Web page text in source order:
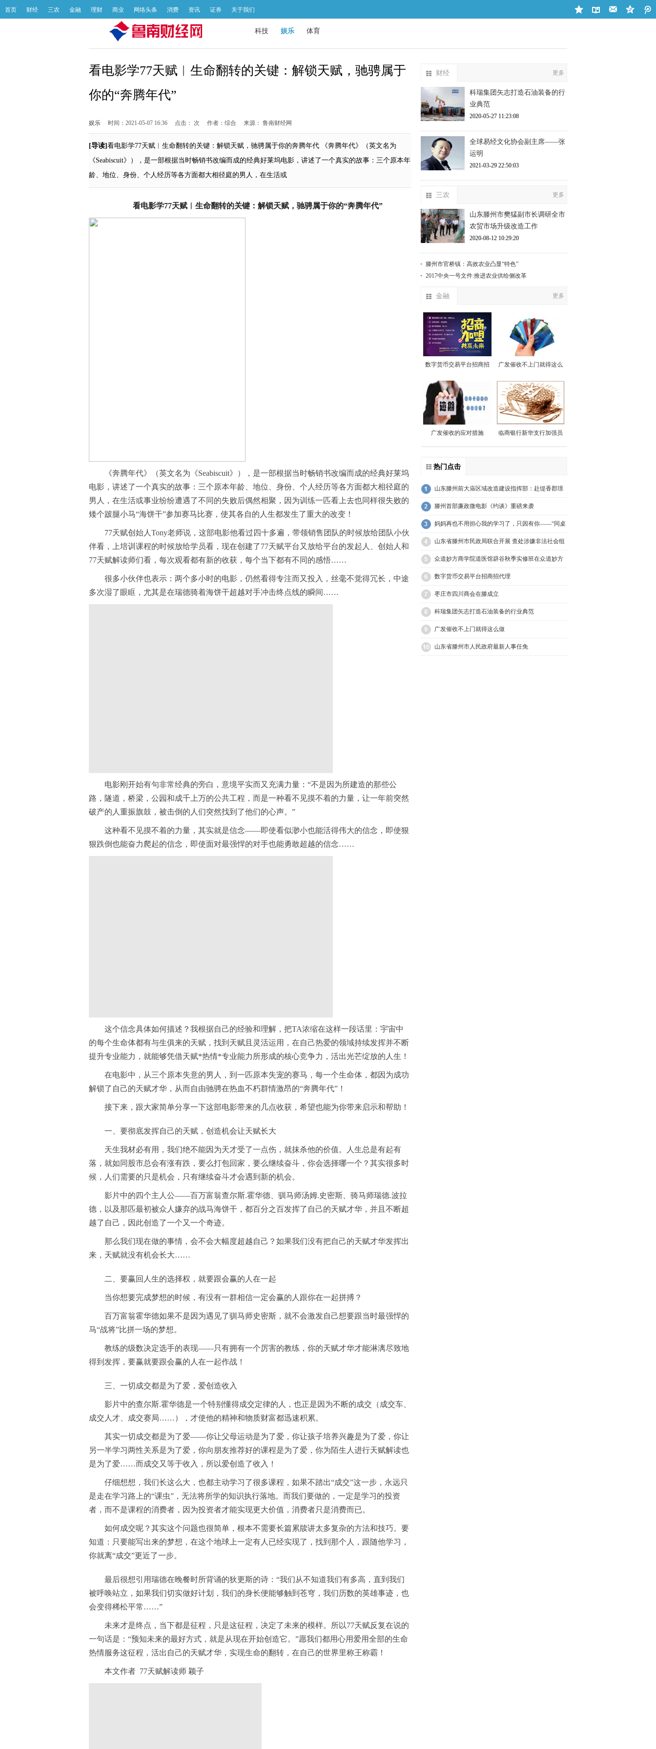
首页 财经 三农 金融 理财 商业 网络头条 消费 资讯 证券 关于我们
科技 娱乐 体育
看电影学77天赋︱生命翻转的关键：解锁天赋，驰骋属于
你的“奔腾年代”
娱乐 时间：2021-05-07 16:36 点击： 次 作者：综合 来源： 鲁南财经网
[导读] 看电影学77天赋︱生命翻转的关键：解锁天赋，驰骋属于你的奔腾年代 《奔腾年代》（英文名为
《Seabiscuit》），是一部根据当时畅销书改编而成的经典好莱坞电影，讲述了一个真实的故事：三个原本年
龄、地位、身份、个人经历等各方面都大相径庭的男人，在生活或
看电影学77天赋︱生命翻转的关键：解锁天赋，驰骋属于你的“奔腾年代”
《奔腾年代》（英文名为《Seabiscuit》），是一部根据当时畅销书改编而成的经典好莱坞
电影，讲述了一个真实的故事：三个原本年龄、地位、身份、个人经历等各方面都大相径庭的
男人，在生活或事业纷纷遭遇了不同的失败后偶然相聚，因为训练一匹看上去也同样很失败的
矮个跛腿小马“海饼干”参加赛马比赛，使其各自的人生都发生了重大的改变！
77天赋创始人Tony老师说，这部电影他看过四十多遍，带领销售团队的时候放给团队小伙
伴看，上培训课程的时候放给学员看，现在创建了77天赋平台又放给平台的发起人、创始人和
77天赋解读师们看，每次观看都有新的收获，每个当下都有不同的感悟……
很多小伙伴也表示：两个多小时的电影，仍然看得专注而又投入，丝毫不觉得冗长，中途
多次湿了眼眶，尤其是在瑞德骑着海饼干超越对手冲击终点线的瞬间……
电影刚开始有句非常经典的旁白，意境平实而又充满力量：“不是因为所建造的那些公
路，隧道，桥梁，公园和成千上万的公共工程，而是一种看不见摸不着的力量，让一年前突然
破产的人重振旗鼓，被击倒的人们突然找到了他们的心声。”
这种看不见摸不着的力量，其实就是信念——即使看似渺小也能活得伟大的信念，即使狠
狠跌倒也能奋力爬起的信念，即使面对最强悍的对手也能勇敢超越的信念……
这个信念具体如何描述？我根据自己的经验和理解，把TA浓缩在这样一段话里：宇宙中
的每个生命体都有与生俱来的天赋，找到天赋且灵活运用，在自己热爱的领域持续发挥并不断
提升专业能力，就能够凭借天赋*热情*专业能力所形成的核心竞争力，活出光芒绽放的人生！
在电影中，从三个原本失意的男人，到一匹原本失宠的赛马，每一个生命体，都因为成功
解锁了自己的天赋才华，从而自由驰骋在热血不朽群情激昂的“奔腾年代”！
接下来，跟大家简单分享一下这部电影带来的几点收获，希望也能为你带来启示和帮助！
一、要彻底发挥自己的天赋，创造机会让天赋长大
天生我材必有用，我们绝不能因为天才受了一点伤，就抹杀他的价值。人生总是有起有
落，就如同股市总会有涨有跌，要么打包回家，要么继续奋斗，你会选择哪一个？其实很多时
候，人们需要的只是机会，只有继续奋斗才会遇到新的机会。
影片中的四个主人公——百万富翁查尔斯.霍华德、驯马师汤姆.史密斯、骑马师瑞德.波拉
德，以及那匹最初被众人嫌弃的战马海饼干，都百分之百发挥了自己的天赋才华，并且不断超
越了自己，因此创造了一个又一个奇迹。
那么我们现在做的事情，会不会大幅度超越自己？如果我们没有把自己的天赋才华发挥出
来，天赋就没有机会长大……
二、要赢回人生的选择权，就要跟会赢的人在一起
当你想要完成梦想的时候，有没有一群相信一定会赢的人跟你在一起拼搏？
百万富翁霍华德如果不是因为遇见了驯马师史密斯，就不会激发自己想要跟当时最强悍的
马“战将”比拼一场的梦想。
教练的级数决定选手的表现——只有拥有一个厉害的教练，你的天赋才华才能淋漓尽致地
得到发挥，要赢就要跟会赢的人在一起作战！
三、一切成交都是为了爱，爱创造收入
影片中的查尔斯.霍华德是一个特别懂得成交定律的人，也正是因为不断的成交（成交车、
成交人才、成交赛局……），才使他的精神和物质财富都迅速积累。
其实一切成交都是为了爱——你让父母运动是为了爱，你让孩子培养兴趣是为了爱，你让
另一半学习两性关系是为了爱，你向朋友推荐好的课程是为了爱，你为陌生人进行天赋解读也
是为了爱……而成交又等于收入，所以爱创造了收入！
仔细想想，我们长这么大，也都主动学习了很多课程，如果不踏出“成交”这一步，永远只
是走在学习路上的“课虫”，无法将所学的知识执行落地。而我们要做的，一定是学习的投资
者，而不是课程的消费者，因为投资者才能实现更大价值，消费者只是消费而已。
如何成交呢？其实这个问题也很简单，根本不需要长篇累牍讲太多复杂的方法和技巧。要
知道：只要能写出来的梦想，在这个地球上一定有人已经实现了，找到那个人，跟随他学习，
你就离“成交”更近了一步。
最后很想引用瑞德在晚餐时所背诵的狄更斯的诗：“我们从不知道我们有多高，直到我们
被呼唤站立，如果我们切实做好计划，我们的身长便能够触到苍穹，我们历数的英雄事迹，也
会变得稀松平常……”
未来才是终点，当下都是征程，只是这征程，决定了未来的模样。所以77天赋反复在说的
一句话是：“预知未来的最好方式，就是从现在开始创造它。”愿我们都用心用爱用全部的生命
热情服务这征程，活出自己的天赋才华，实现生命的翻转，在自己的世界里称王称霸！
本文作者 77天赋解读师 颖子
财经 更多
科瑞集团矢志打造石油装备的行
业典范
2020-05-27 11:23:08
全球易经文化协会副主席——张
运明
2021-03-29 22:50:03
三农 更多
山东滕州市樊猛副市长调研全市
农贸市场升级改造工作
2020-08-12 10:29:20
滕州市官桥镇：高效农业凸显“特色”
2017中央一号文件:推进农业供给侧改革
金融 更多
数字货币交易平台招商招
代理
广发催收不上门就得这么
做
广发催收的应对措施 临商银行新华支行加强员
热门点击
山东滕州前大庙区域改造建设指挥部：赴缇香郡璟
园调研回迁安置房屋规划建设情况
滕州首部廉政微电影《约谈》重磅来袭
妈妈再也不用担心我的学习了，只因有你——“同桌
100学习网”你好，我也好
山东省滕州市民政局联合开展 查处涉嫌非法社会组
织活动
众道妙方商学院道医馆辟谷秋季实修班在众道妙方
培训基地圆满结束
数字货币交易平台招商招代理
枣庄市四川商会在滕成立
科瑞集团矢志打造石油装备的行业典范
广发催收不上门就得这么做
山东省滕州市人民政府最新人事任免